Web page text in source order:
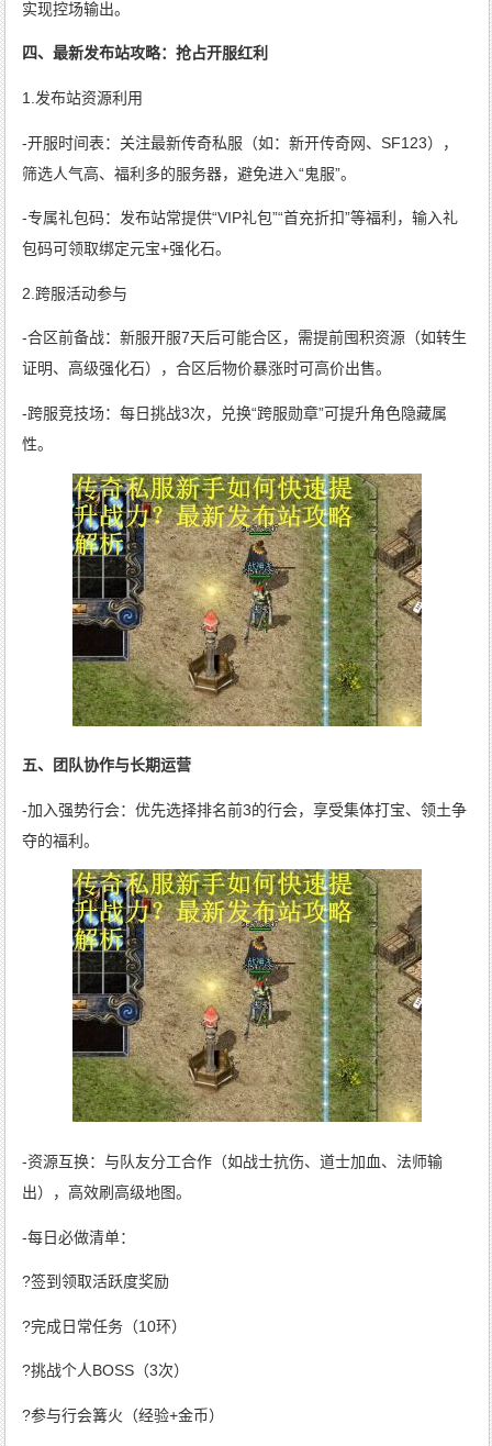
实现控场输出。
四、最新发布站攻略：抢占开服红利
1.发布站资源利用
-开服时间表：关注最新传奇私服（如：新开传奇网、SF123），
筛选人气高、福利多的服务器，避免进入“鬼服”。
-专属礼包码：发布站常提供“VIP礼包”“首充折扣”等福利，输入礼
包码可领取绑定元宝+强化石。
2.跨服活动参与
-合区前备战：新服开服7天后可能合区，需提前囤积资源（如转生
证明、高级强化石），合区后物价暴涨时可高价出售。
-跨服竞技场：每日挑战3次，兑换“跨服勋章”可提升角色隐藏属
性。
五、团队协作与长期运营
-加入强势行会：优先选择排名前3的行会，享受集体打宝、领土争
夺的福利。
-资源互换：与队友分工合作（如战士抗伤、道士加血、法师输
出），高效刷高级地图。
-每日必做清单：
?签到领取活跃度奖励
?完成日常任务（10环）
?挑战个人BOSS（3次）
?参与行会篝火（经验+金币）